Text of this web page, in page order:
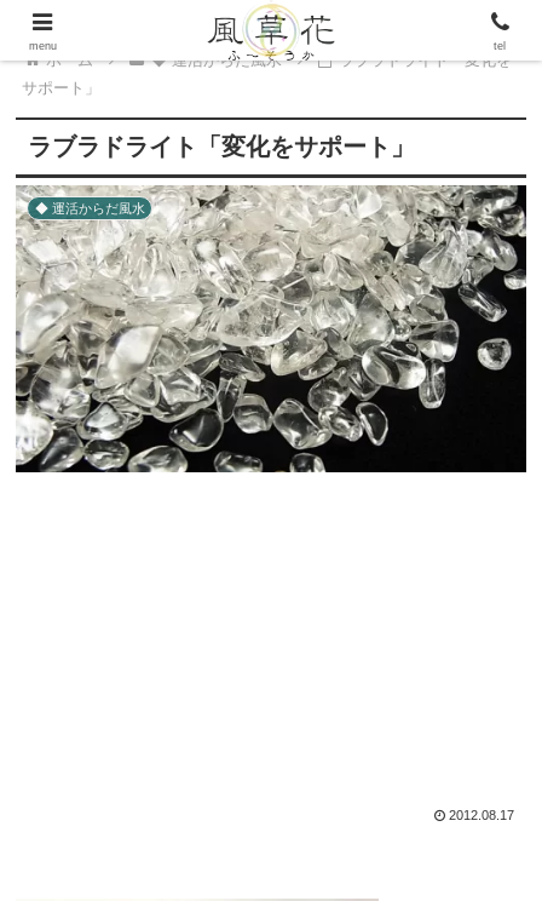
ホーム ◆ 運活からだ風水
ラブラドライト「変化を
サポート」
ラブラドライト「変化をサポート」
◆ 運活からだ風水
2012.08.17
menu tel